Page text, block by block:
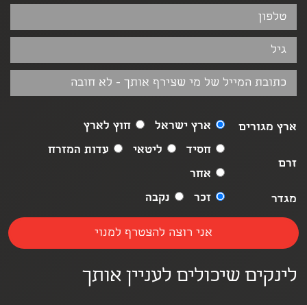
ארץ מגורים ארץ ישראל חוץ לארץ
זרם
חסיד ליטאי
עדות המזרח
אחר
מגדר
זכר נקבה
לינקים שיכולים לעניין אותך